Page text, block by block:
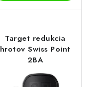
Target redukcia
hrotov Swiss Point
2BA